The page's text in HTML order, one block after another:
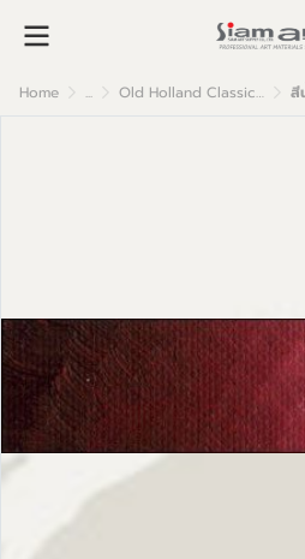
Home ... Old Holland Classic Oil Colour สีน้ำมั